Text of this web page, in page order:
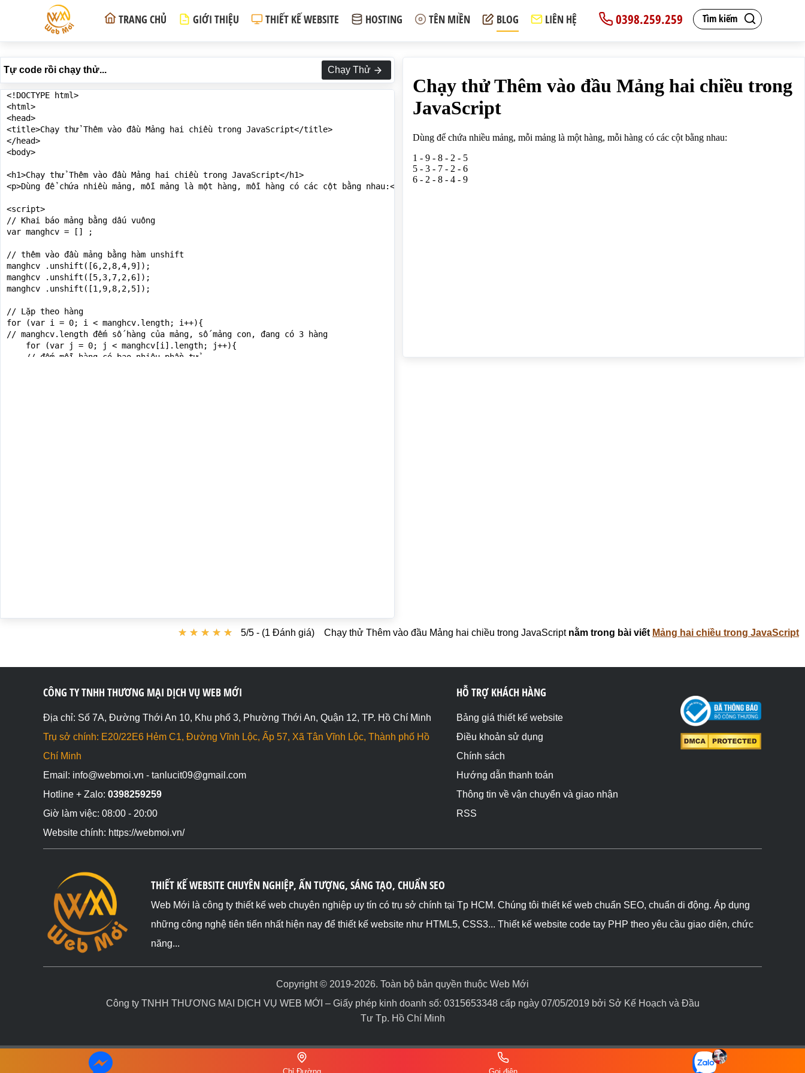
Tìm kiếm
0398.259.259
TRANG CHỦ GIỚI THIỆU THIẾT KẾ WEBSITE HOSTING TÊN MIỀN BLOG LIÊN HỆ
Tự code rồi chạy thử... Chạy Thử
<!DOCTYPE html>
<html>
<head>
<title>Chạy thử Thêm vào đầu Mảng hai chiều trong JavaScript</title>
</head>
<body>
<h1>Chạy thử Thêm vào đầu Mảng hai chiều trong JavaScript</h1>
<p>Dùng để chứa nhiều mảng, mỗi mảng là một hàng, mỗi hàng có các cột bằng nhau:</p>
<script>
// Khai báo mảng bằng dấu vuông
var manghcv = [] ;
// thêm vào đầu mảng bằng hàm unshift
manghcv .unshift([6,2,8,4,9]);
manghcv .unshift([5,3,7,2,6]);
manghcv .unshift([1,9,8,2,5]);
// Lặp theo hàng
for (var i = 0; i < manghcv.length; i++){
// manghcv.length đếm số hàng của mảng, số mảng con, đang có 3 hàng
    for (var j = 0; j < manghcv[i].length; j++){
    // đếm mỗi hàng có bao nhiêu phần tử
Chạy thử Thêm vào đầu Mảng hai chiều trong JavaScript nằm trong bài viết Mảng hai chiều trong JavaScript
★ ★ ★ ★ ★
★ ★ ★ ★ ★ 5/5 - (1 Đánh giá)
CÔNG TY TNHH THƯƠNG MẠI DỊCH VỤ WEB MỚI
Địa chỉ: Số 7A, Đường Thới An 10, Khu phố 3, Phường Thới An, Quận 12, TP. Hồ Chí Minh
Trụ sở chính: E20/22E6 Hẻm C1, Đường Vĩnh Lộc, Ấp 57, Xã Tân Vĩnh Lộc, Thành phố Hồ
Chí Minh
Email: info@webmoi.vn - tanlucit09@gmail.com
Hotline + Zalo: 0398259259
Giờ làm việc: 08:00 - 20:00
Website chính: https://webmoi.vn/
HỖ TRỢ KHÁCH HÀNG
Bảng giá thiết kế website
Điều khoản sử dụng
Chính sách
Hướng dẫn thanh toán
Thông tin về vận chuyển và giao nhận
RSS
THIẾT KẾ WEBSITE CHUYÊN NGHIỆP, ẤN TƯỢNG, SÁNG TẠO, CHUẨN SEO
Web Mới là công ty thiết kế web chuyên nghiệp uy tín có trụ sở chính tại Tp HCM. Chúng tôi thiết kế web chuẩn SEO, chuẩn di động. Áp dụng
những công nghệ tiên tiến nhất hiện nay để thiết kế website như HTML5, CSS3... Thiết kế website code tay PHP theo yêu cầu giao diện, chức
năng...
Copyright © 2019-2026. Toàn bộ bản quyền thuộc Web Mới
Công ty TNHH THƯƠNG MẠI DỊCH VỤ WEB MỚI – Giấy phép kinh doanh số: 0315653348 cấp ngày 07/05/2019 bởi Sở Kế Hoạch và Đầu
Tư Tp. Hồ Chí Minh